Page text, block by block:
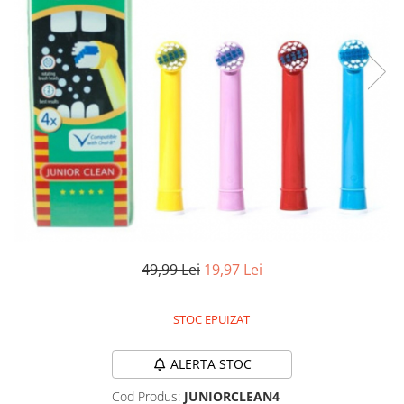
Pistoale de lipit
Termometre bucatarie
Tigai si Seturi
Unelte si aparate de masura
Uscatoare Rufe
Veioze si Lampi
Vopsele si Pigmenti
Perii de par electrice
Uscatoare de par
49,99 Lei 19,97 Lei
STOC EPUIZAT
ALERTA STOC
Cod Produs: JUNIORCLEAN4